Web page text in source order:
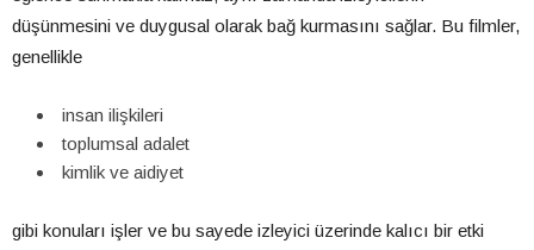
düşünmesini ve duygusal olarak bağ kurmasını sağlar. Bu filmler,
genellikle
insan ilişkileri
toplumsal adalet
kimlik ve aidiyet
gibi konuları işler ve bu sayede izleyici üzerinde kalıcı bir etki